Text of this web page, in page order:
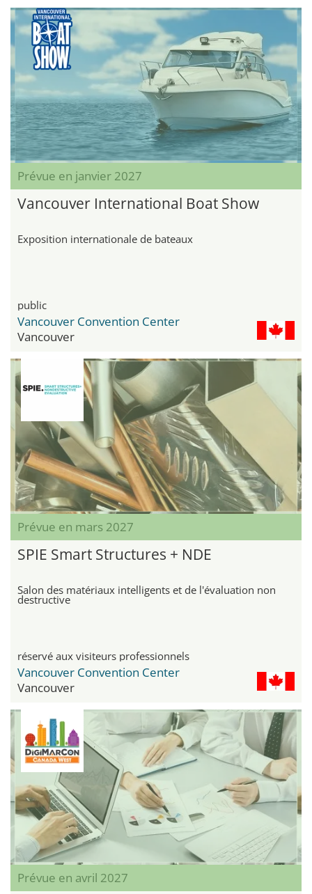
Prévue en janvier 2027
Vancouver International Boat Show
Exposition internationale de bateaux
public
Vancouver Convention Center
Vancouver
Prévue en mars 2027
SPIE Smart Structures + NDE
Salon des matériaux intelligents et de l'évaluation non
destructive
réservé aux visiteurs professionnels
Vancouver Convention Center
Vancouver
Prévue en avril 2027